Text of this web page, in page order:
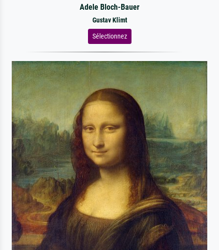
Adele Bloch-Bauer
Gustav Klimt
Sélectionnez